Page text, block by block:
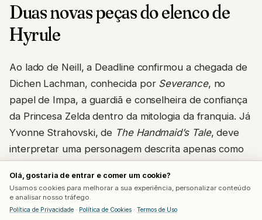
Duas novas peças do elenco de
Hyrule
Ao lado de Neill, a Deadline confirmou a chegada de
Dichen Lachman, conhecida por Severance, no
papel de Impa, a guardiã e conselheira de confiança
da Princesa Zelda dentro da mitologia da franquia. Já
Yvonne Strahovski, de The Handmaid’s Tale, deve
interpretar uma personagem descrita apenas como
“rainha”, levantando especulação entre fãs de que
ela viva a Rainha de Hyrule, possivelmente a mãe da
própria Zelda.
Olá, gostaria de entrar e comer um cookie?
Usamos cookies para melhorar a sua experiência, personalizar conteúdo
e analisar nosso tráfego.
Política de Privacidade · Política de Cookies · Termos de Uso